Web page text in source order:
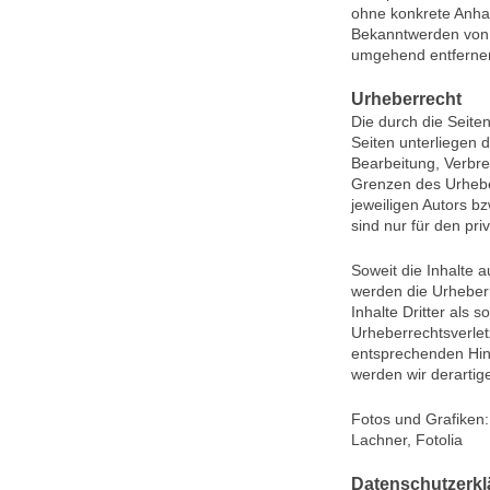
ohne konkrete
Bekanntwerden
umgehend
Urheberrecht
Die durch die
Seiten unterliegen
Bearbeitung,
Grenzen des
jeweiligen Autors
sind nur für den
Soweit die Inhalte
werden die
Inhalte Dritter als
entsprechenden
werden wir
Fotos und
Lachner, Fotolia